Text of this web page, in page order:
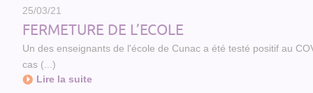
25/03/21
FERMETURE DE L’ECOLE
Un des enseignants de l'école de Cunac a été testé positif au
cas (...)
Lire la suite